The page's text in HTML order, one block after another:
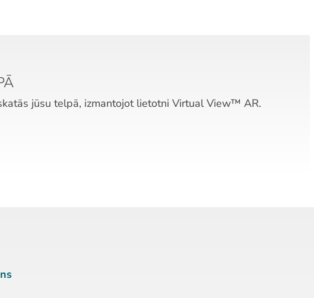
jūsu telpā, izmantojot lietotni Virtual View™ AR.